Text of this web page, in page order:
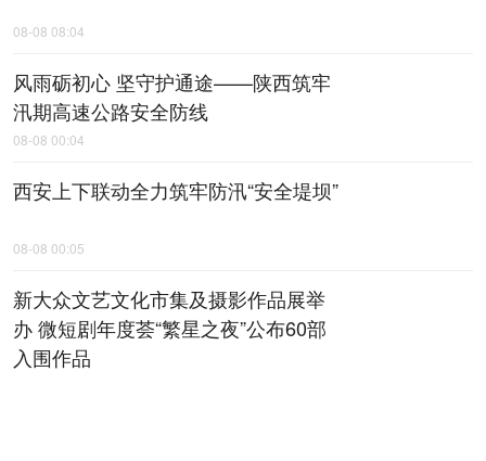
08-08 08:04
风雨砺初心 坚守护通途——陕西筑牢
汛期高速公路安全防线
08-08 00:04
西安上下联动全力筑牢防汛“安全堤坝”
08-08 00:05
新大众文艺文化市集及摄影作品展举
办 微短剧年度荟“繁星之夜”公布60部
入围作品